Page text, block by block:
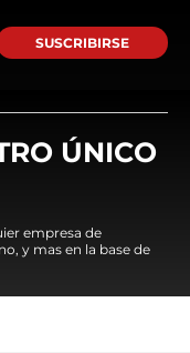
SUSCRIBIRSE
ÚNICO
empresa de
y mas en la base de